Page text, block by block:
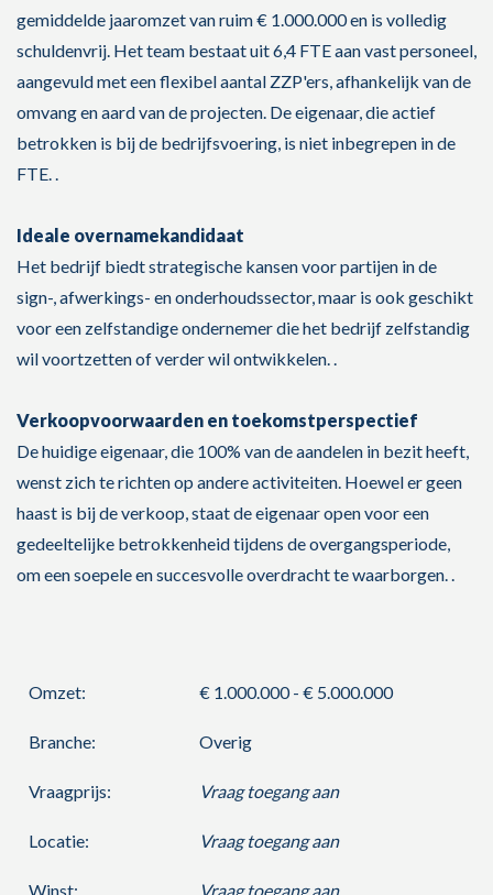
gemiddelde jaaromzet van ruim € 1.000.000 en is volledig
schuldenvrij. Het team bestaat uit 6,4 FTE aan vast personeel,
aangevuld met een flexibel aantal ZZP'ers, afhankelijk van de
omvang en aard van de projecten. De eigenaar, die actief
betrokken is bij de bedrijfsvoering, is niet inbegrepen in de
FTE. .
Ideale overnamekandidaat
Het bedrijf biedt strategische kansen voor partijen in de
sign-, afwerkings- en onderhoudssector, maar is ook geschikt
voor een zelfstandige ondernemer die het bedrijf zelfstandig
wil voortzetten of verder wil ontwikkelen. .
Verkoopvoorwaarden en toekomstperspectief
De huidige eigenaar, die 100% van de aandelen in bezit heeft,
wenst zich te richten op andere activiteiten. Hoewel er geen
haast is bij de verkoop, staat de eigenaar open voor een
gedeeltelijke betrokkenheid tijdens de overgangsperiode,
om een soepele en succesvolle overdracht te waarborgen. .
Omzet: € 1.000.000 - € 5.000.000
Branche: Overig
Vraagprijs: Vraag toegang aan
Locatie: Vraag toegang aan
Winst: Vraag toegang aan